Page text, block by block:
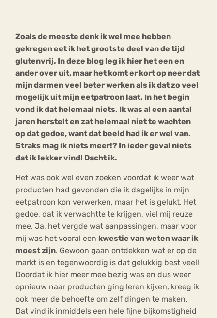
Zoals de meeste denk ik wel mee hebben
gekregen eet ik het grootste deel van de tijd
glutenvrij. In deze blog leg ik hier het een en
ander over uit, maar het komt er kort op neer dat
mijn darmen veel beter werken als ik dat zo veel
mogelijk uit mijn eetpatroon laat. In het begin
vond ik dat helemaal niets. Ik was al een aantal
jaren herstelt en zat helemaal niet te wachten
op dat gedoe, want dat beeld had ik er wel van.
Straks mag ik niets meer!? In ieder geval niets
dat ik lekker vind! Dacht ik.
Het was ook wel even zoeken voordat ik weer wat
producten had gevonden die ik dagelijks in mijn
eetpatroon kon verwerken, maar het is gelukt. Het
gedoe, dat ik verwachtte te krijgen, viel mij reuze
mee. Ja, het vergde wat aanpassingen, maar voor
mij was het vooral een kwestie van weten waar ik
moest zijn. Gewoon gaan ontdekken wat er op de
markt is en tegenwoordig is dat gelukkig best veel!
Doordat ik hier meer mee bezig was en dus weer
opnieuw naar producten ging leren kijken, kreeg ik
ook meer de behoefte om zelf dingen te maken.
Dat vind ik inmiddels een hele fijne bijkomstigheid
Chat
Forum
mia
Nerv
osa
Eetstoornis Anorexia Nervosa
Eetbuien Piekeren Sport
Trauma
Orthorexia
Afvallen Angst